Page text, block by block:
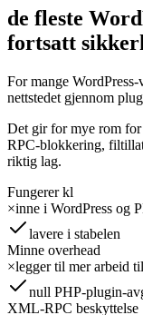
de fleste
fortsatt
For mange
nettstedet gjennom
Det gir for mye rom
RPC-blokkering,
riktig lag.
Fungerer kl
×inne i WordPress og
lavere i stabelen
Minne overhead
×legger til mer arbeid
null PHP-plugin-
XML-RPC beskyttelse